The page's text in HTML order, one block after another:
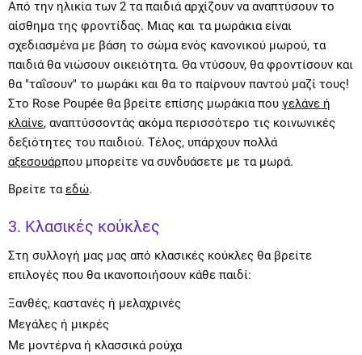
Από την ηλικία των 2 τα παιδιά αρχίζουν να αναπτύσουν το
αίσθημα της φροντίδας. Μιας και τα μωράκια είναι
σχεδιασμένα με βάση το σώμα ενός κανονικού μωρού, τα
παιδιά θα νιώσουν οικειότητα. Θα ντύσουν, θα φροντίσουν και
θα "ταΐσουν" το μωράκι και θα το παίρνουν παντού μαζί τους!
Στο Rose Poupée θα βρείτε επίσης μωράκια που γελάνε ή
κλαίνε, αναπτύσσοντάς ακόμα περισσότερο τις κοινωνικές
δεξιότητες του παιδιού. Τέλος, υπάρχουν πολλά
αξεσουάρπου μπορείτε να συνδυάσετε με τα μωρά.
Βρείτε τα εδώ.
3. Κλασικές κούκλες
Στη συλλογή μας μας από κλασικές κούκλες θα βρείτε
επιλογές που θα ικανοποιήσουν κάθε παιδί:
Ξανθές, καστανές ή μελαχρινές
Μεγάλες ή μικρές
Με μοντέρνα ή κλασσικά ρούχα